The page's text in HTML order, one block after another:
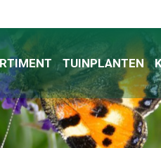
TUINPLANTEN